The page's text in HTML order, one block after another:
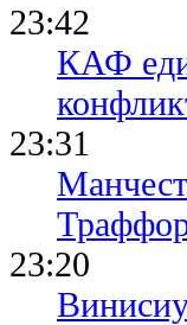
23:42
КАФ
23:31
23:20